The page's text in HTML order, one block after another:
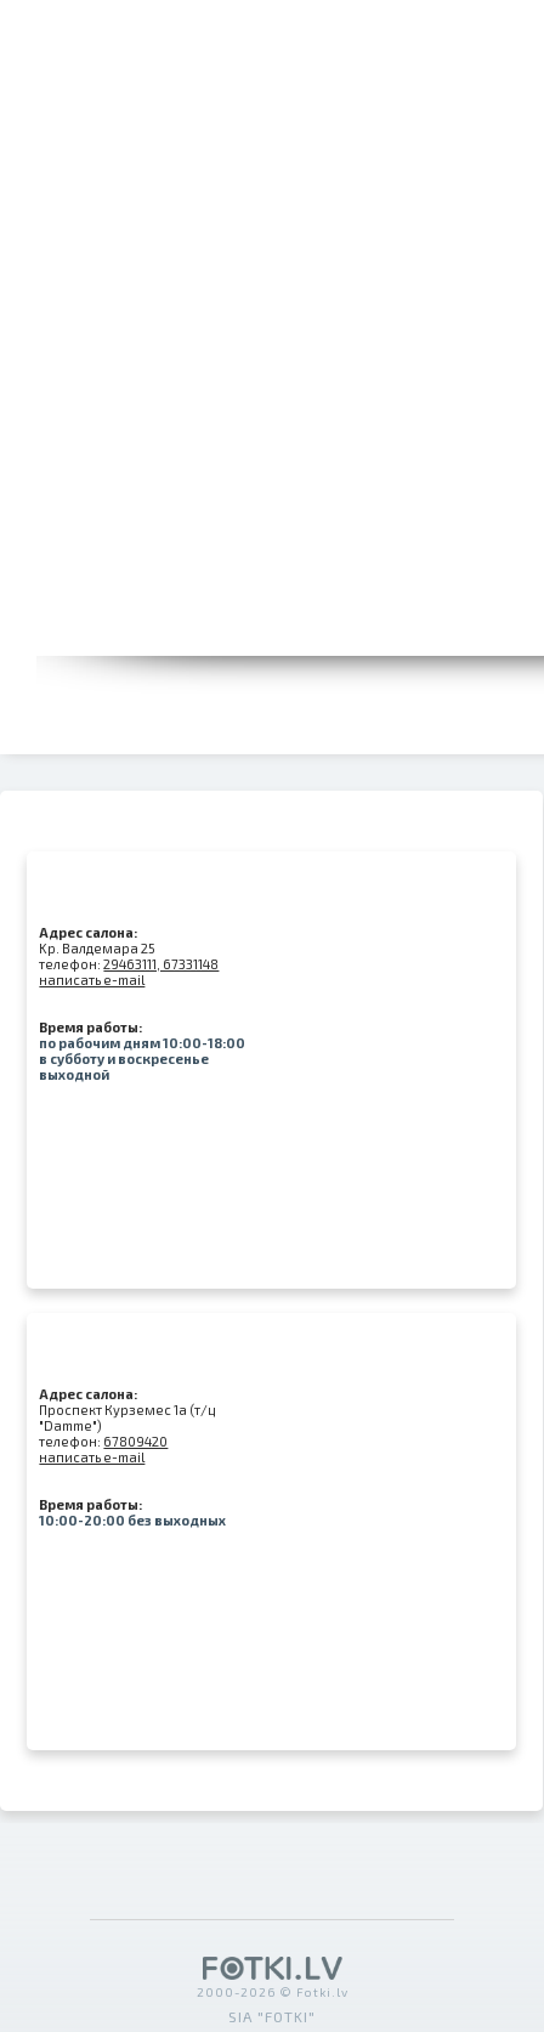
Адрес салона:
Kр. Валдемара 25
телефон:29463111, 67331148
написать e-mail
Время работы:
по рабочим дням 10:00-18:00
в субботу и воскресенье
выходной
Адрес салона:
Проспект Курземес 1а (т/ц
"Damme")
телефон: 67809420
написать e-mail
Время работы:
10:00-20:00 без выходных
2000-2026 © Fotki.lv
SIA "FOTKI"